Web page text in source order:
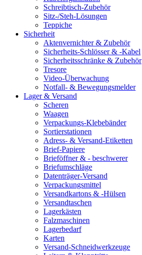
Schreibtisch-Zubehör
Sitz-/Steh-Lösungen
Teppiche
Sicherheit
Aktenvernichter & Zubehör
Sicherheits-Schlösser & -Kabel
Sicherheitsschränke & Zubehör
Tresore
Video-Überwachung
Notfall- & Bewegungsmelder
Lager & Versand
Scheren
Waagen
Verpackungs-Klebebänder
Sortierstationen
Adress- & Versand-Etiketten
Brief-Papiere
Brieföffner & - beschwerer
Briefumschläge
Datenträger-Versand
Verpackungsmittel
Versandkartons & -Hülsen
Versandtaschen
Lagerkästen
Falzmaschinen
Lagerbedarf
Karten
Versand-Schneidwerkzeuge